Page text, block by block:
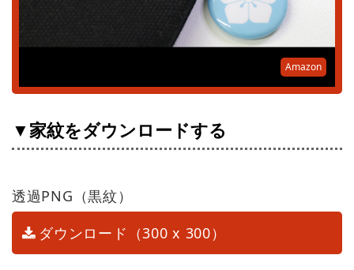
Amazon
▼家紋をダウンロードする
透過PNG（黒紋）
ダウンロード（300 x 300）